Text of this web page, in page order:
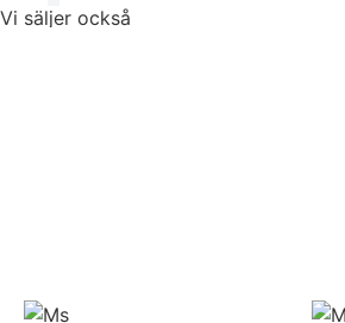
Vi säljer också